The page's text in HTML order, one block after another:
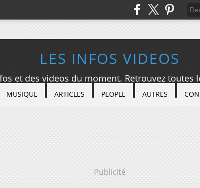
LES INFOS VIDEOS
et des videos du moment. Retrouvez toutes
MUSIQUE ARTICLES PEOPLE AUTRES
Publicité